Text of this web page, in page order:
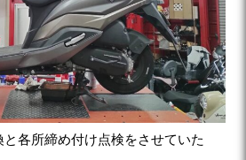
各所締め付け点検をさせていた